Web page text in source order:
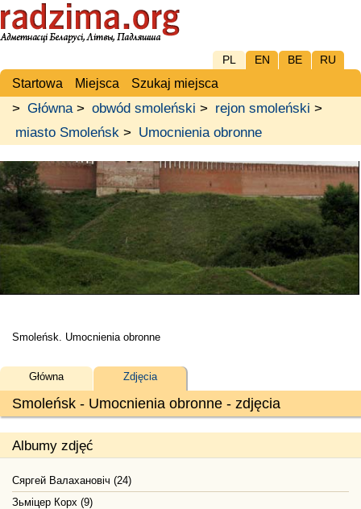
PL EN BE RU
Startowa Miejsca Szukaj miejsca
> Główna> obwód smoleński > rejon smoleński >
miasto Smoleńsk > Umocnienia obronne
Smoleńsk. Umocnienia obronne
Smoleńsk - Umocnienia obronne - zdjęcia
Główna Zdjęcia
Albumy zdjęć
Сяргей Валахановiч (24)
Зьміцер Корх (9)